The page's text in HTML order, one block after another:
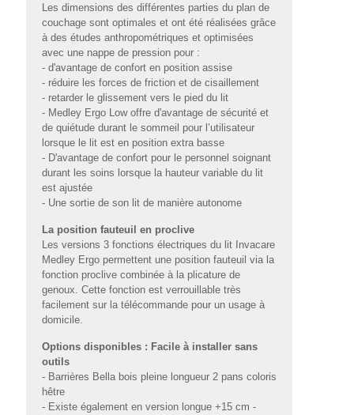
Les dimensions des différentes parties du plan de
couchage sont optimales et ont été réalisées grâce
à des études anthropométriques et optimisées
avec une nappe de pression pour :
- d'avantage de confort en position assise
- réduire les forces de friction et de cisaillement
- retarder le glissement vers le pied du lit
- Medley Ergo Low offre d'avantage de sécurité et
de quiétude durant le sommeil pour l’utilisateur
lorsque le lit est en position extra basse
- D'avantage de confort pour le personnel soignant
durant les soins lorsque la hauteur variable du lit
est ajustée
- Une sortie de son lit de manière autonome
La position fauteuil en proclive
Les versions 3 fonctions électriques du lit Invacare
Medley Ergo permettent une position fauteuil via la
fonction proclive combinée à la plicature de
genoux. Cette fonction est verrouillable très
facilement sur la télécommande pour un usage à
domicile.
Options disponibles : Facile à installer sans
outils
- Barrières Bella bois pleine longueur 2 pans coloris
hêtre
- Existe également en version longue +15 cm -